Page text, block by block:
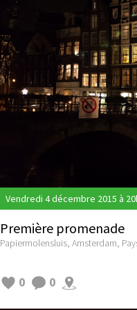
Vendredi 4 décembre 2015 à
Première promenade
Papiermolensluis, Amsterdam,
0 0